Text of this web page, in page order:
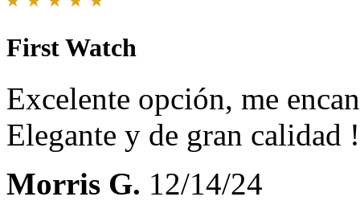
First Watch
Excelente opción, me
Elegante y de gran calidad
Morris G. 12/14/24